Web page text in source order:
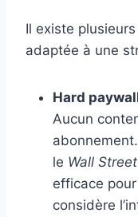
Il existe
adaptée à une
Hard
Aucun
le Wall
efficace
considère